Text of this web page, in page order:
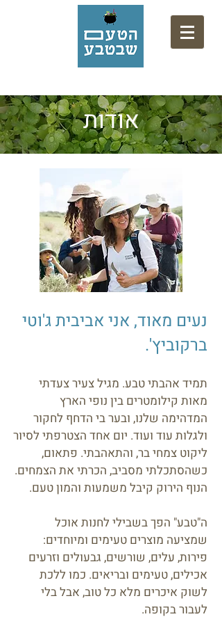
אודות
נעים מאוד, אני אביבית ג'וטי
ברקוביץ'.
תמיד אהבתי טבע. מגיל צעיר צעדתי
מאות קילומטרים בין נופי הארץ
המדהימה שלנו, ובער בי הדחף לחקור
ולגלות עוד ועוד. יום אחד הצטרפתי לסיור
ליקוט צמחי בר, והתאהבתי. פתאום,
כשהסתכלתי מסביב, הכרתי את הצמחים.
הנוף הירוק קיבל משמעות והמון טעם.
ה"טבע" הפך בשבילי לחנות אוכל
שמציעה מוצרים טעימים ומיוחדים:
פירות, עלים, שורשים, גבעולים וזרעים
אכילים, טעימים ובריאים. כמו ללכת
לשוק איכרים מלא כל טוב, אבל בלי
לעבור בקופה.